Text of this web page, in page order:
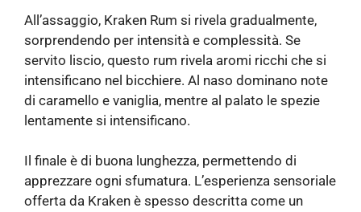
All’assaggio, Kraken Rum si rivela gradualmente,
sorprendendo per intensità e complessità. Se
servito liscio, questo rum rivela aromi ricchi che si
intensificano nel bicchiere. Al naso dominano note
di caramello e vaniglia, mentre al palato le spezie
lentamente si intensificano.
Il finale è di buona lunghezza, permettendo di
apprezzare ogni sfumatura. L’esperienza sensoriale
offerta da Kraken è spesso descritta come un